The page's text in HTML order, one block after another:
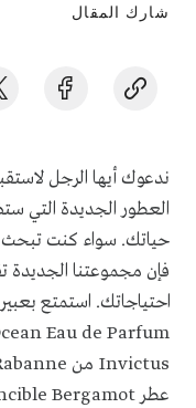
شارك المقال
ندعوك أيها الرجل
العطور الجديدة التي
حياتك. سواء كنت تبحث
فإن مجموعتنا الجديدة
عطر Invincible Bergamot من بوس